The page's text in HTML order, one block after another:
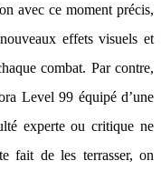
avec ce moment précis,
effets visuels et
combat. Par contre,
Level 99 équipé d’une
experte ou critique ne
fait de les terrasser, on